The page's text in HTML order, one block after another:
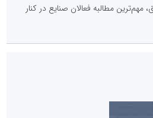
مهم‌ترین مطالبه فعالان صنایع در کنار